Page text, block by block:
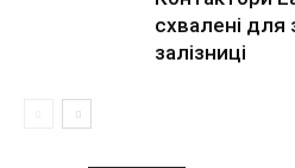
схвалені для
залізниці